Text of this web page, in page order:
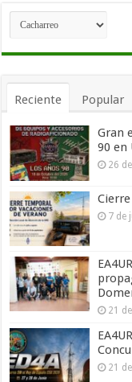
Buscar
por
Reciente Popular
Gran
90 en
26
7 de
21
21